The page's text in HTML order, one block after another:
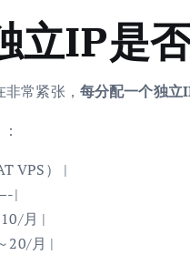
立IP是
常紧张， 每分配一个独立
VPS） |
|
月 |
20/月 |